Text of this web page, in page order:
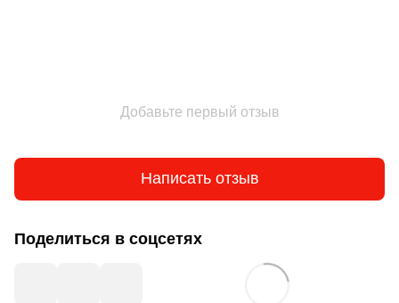
Добавьте первый отзыв
Написать отзыв
Поделиться в соцсетях